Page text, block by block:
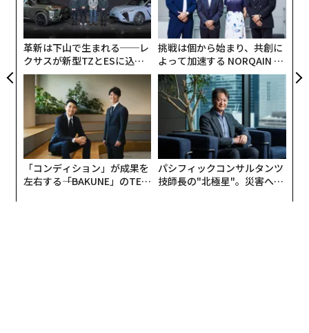
革新は下山で生まれる──レ
クサスが新型TZとESに込め
た「DISCOVER」の哲学
挑戦は個から始まり、共創に
よって加速する NORQAIN JA
PAN 特別座談会
「コンディション」が成果を
左右する――「BAKUNE」のTEN
パシフィックコンサルタンツ
技師長の"北極星"。災害への